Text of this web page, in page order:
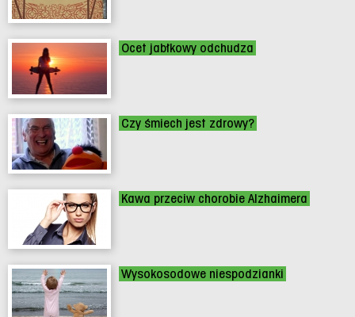
Ocet jabłkowy odchudza
Czy śmiech jest zdrowy?
Kawa przeciw chorobie Alzhaimera
Wysokosodowe niespodzianki